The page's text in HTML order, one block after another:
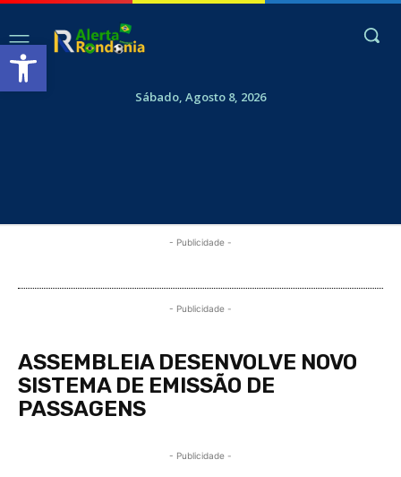
Abrir a barra de ferramentas
Sábado, Agosto 8, 2026
- Publicidade -
- Publicidade -
ASSEMBLEIA DESENVOLVE NOVO
SISTEMA DE EMISSÃO DE
PASSAGENS
- Publicidade -